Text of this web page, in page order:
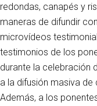
redondas, canapés y
maneras de difundir
microvídeos
testimonios de los
durante la celebración
a la difusión masiva de
Además, a los